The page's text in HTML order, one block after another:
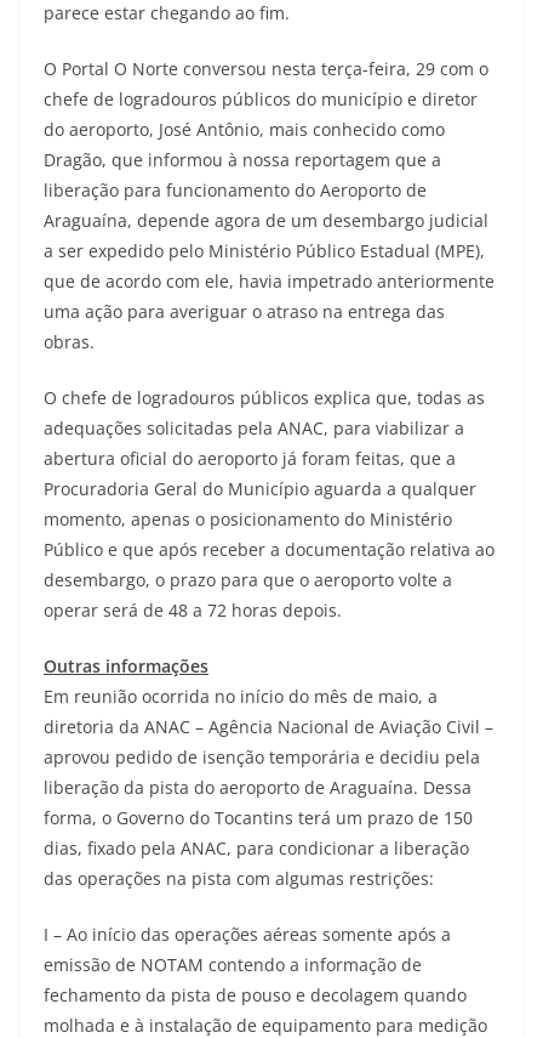
parece estar chegando ao fim.
O Portal O Norte conversou nesta terça-feira, 29 com o
chefe de logradouros públicos do município e diretor
do aeroporto, José Antônio, mais conhecido como
Dragão, que informou à nossa reportagem que a
liberação para funcionamento do Aeroporto de
Araguaína, depende agora de um desembargo judicial
a ser expedido pelo Ministério Público Estadual (MPE),
que de acordo com ele, havia impetrado anteriormente
uma ação para averiguar o atraso na entrega das
obras.
O chefe de logradouros públicos explica que, todas as
adequações solicitadas pela ANAC, para viabilizar a
abertura oficial do aeroporto já foram feitas, que a
Procuradoria Geral do Município aguarda a qualquer
momento, apenas o posicionamento do Ministério
Público e que após receber a documentação relativa ao
desembargo, o prazo para que o aeroporto volte a
operar será de 48 a 72 horas depois.
Outras informações
Em reunião ocorrida no início do mês de maio, a
diretoria da ANAC – Agência Nacional de Aviação Civil –
aprovou pedido de isenção temporária e decidiu pela
liberação da pista do aeroporto de Araguaína. Dessa
forma, o Governo do Tocantins terá um prazo de 150
dias, fixado pela ANAC, para condicionar a liberação
das operações na pista com algumas restrições:
I – Ao início das operações aéreas somente após a
emissão de NOTAM contendo a informação de
fechamento da pista de pouso e decolagem quando
molhada e à instalação de equipamento para medição